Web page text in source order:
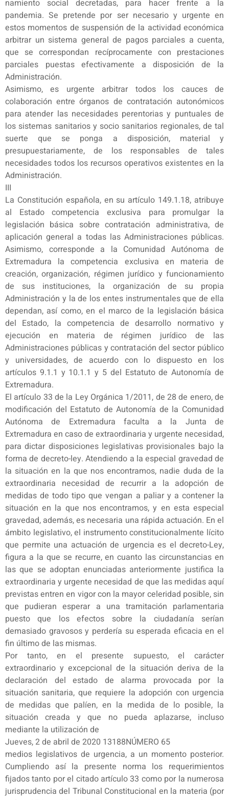
namiento social decretadas, para hacer frente a la
pandemia. Se pretende por ser necesario y urgente en
estos momentos de suspensión de la actividad económica
arbitrar un sistema general de pagos parciales a cuenta,
que se correspondan recíprocamente con prestaciones
parciales puestas efectivamente a disposición de la
Administración.
Asimismo, es urgente arbitrar todos los cauces de
colaboración entre órganos de contratación autonómicos
para atender las necesidades perentorias y puntuales de
los sistemas sanitarios y socio sanitarios regionales, de tal
suerte que se ponga a disposición, material y
presupuestariamente, de los responsables de tales
necesidades todos los recursos operativos existentes en la
Administración.
III
La Constitución española, en su artículo 149.1.18, atribuye
al Estado competencia exclusiva para promulgar la
legislación básica sobre contratación administrativa, de
aplicación general a todas las Administraciones públicas.
Asimismo, corresponde a la Comunidad Autónoma de
Extremadura la competencia exclusiva en materia de
creación, organización, régimen jurídico y funcionamiento
de sus instituciones, la organización de su propia
Administración y la de los entes instrumentales que de ella
dependan, así como, en el marco de la legislación básica
del Estado, la competencia de desarrollo normativo y
ejecución en materia de régimen jurídico de las
Administraciones públicas y contratación del sector público
y universidades, de acuerdo con lo dispuesto en los
artículos 9.1.1 y 10.1.1 y 5 del Estatuto de Autonomía de
Extremadura.
El artículo 33 de la Ley Orgánica 1/2011, de 28 de enero, de
modificación del Estatuto de Autonomía de la Comunidad
Autónoma de Extremadura faculta a la Junta de
Extremadura en caso de extraordinaria y urgente necesidad,
para dictar disposiciones legislativas provisionales bajo la
forma de decreto-ley. Atendiendo a la especial gravedad de
la situación en la que nos encontramos, nadie duda de la
extraordinaria necesidad de recurrir a la adopción de
medidas de todo tipo que vengan a paliar y a contener la
situación en la que nos encontramos, y en esta especial
gravedad, además, es necesaria una rápida actuación. En el
ámbito legislativo, el instrumento constitucionalmente lícito
que permite una actuación de urgencia es el decreto-Ley,
figura a la que se recurre, en cuanto las circunstancias en
las que se adoptan enunciadas anteriormente justifica la
extraordinaria y urgente necesidad de que las medidas aquí
previstas entren en vigor con la mayor celeridad posible, sin
que pudieran esperar a una tramitación parlamentaria
puesto que los efectos sobre la ciudadanía serían
demasiado gravosos y perdería su esperada eficacia en el
fin último de las mismas.
Por tanto, en el presente supuesto, el carácter
extraordinario y excepcional de la situación deriva de la
declaración del estado de alarma provocada por la
situación sanitaria, que requiere la adopción con urgencia
de medidas que palíen, en la medida de lo posible, la
situación creada y que no pueda aplazarse, incluso
mediante la utilización de
Jueves, 2 de abril de 2020 13188NÚMERO 65
medios legislativos de urgencia, a un momento posterior.
Cumpliendo así la presente norma los requerimientos
fijados tanto por el citado artículo 33 como por la numerosa
jurisprudencia del Tribunal Constitucional en la materia (por